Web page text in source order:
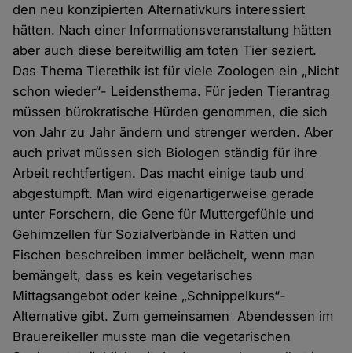
den neu konzipierten Alternativkurs interessiert
hätten. Nach einer Informationsveranstaltung hätten
aber auch diese bereitwillig am toten Tier seziert.
Das Thema Tierethik ist für viele Zoologen ein „Nicht
schon wieder“- Leidensthema. Für jeden Tierantrag
müssen bürokratische Hürden genommen, die sich
von Jahr zu Jahr ändern und strenger werden. Aber
auch privat müssen sich Biologen ständig für ihre
Arbeit rechtfertigen. Das macht einige taub und
abgestumpft. Man wird eigenartigerweise gerade
unter Forschern, die Gene für Muttergefühle und
Gehirnzellen für Sozialverbände in Ratten und
Fischen beschreiben immer belächelt, wenn man
bemängelt, dass es kein vegetarisches
Mittagsangebot oder keine „Schnippelkurs“-
Alternative gibt. Zum gemeinsamen Abendessen im
Brauereikeller musste man die vegetarischen